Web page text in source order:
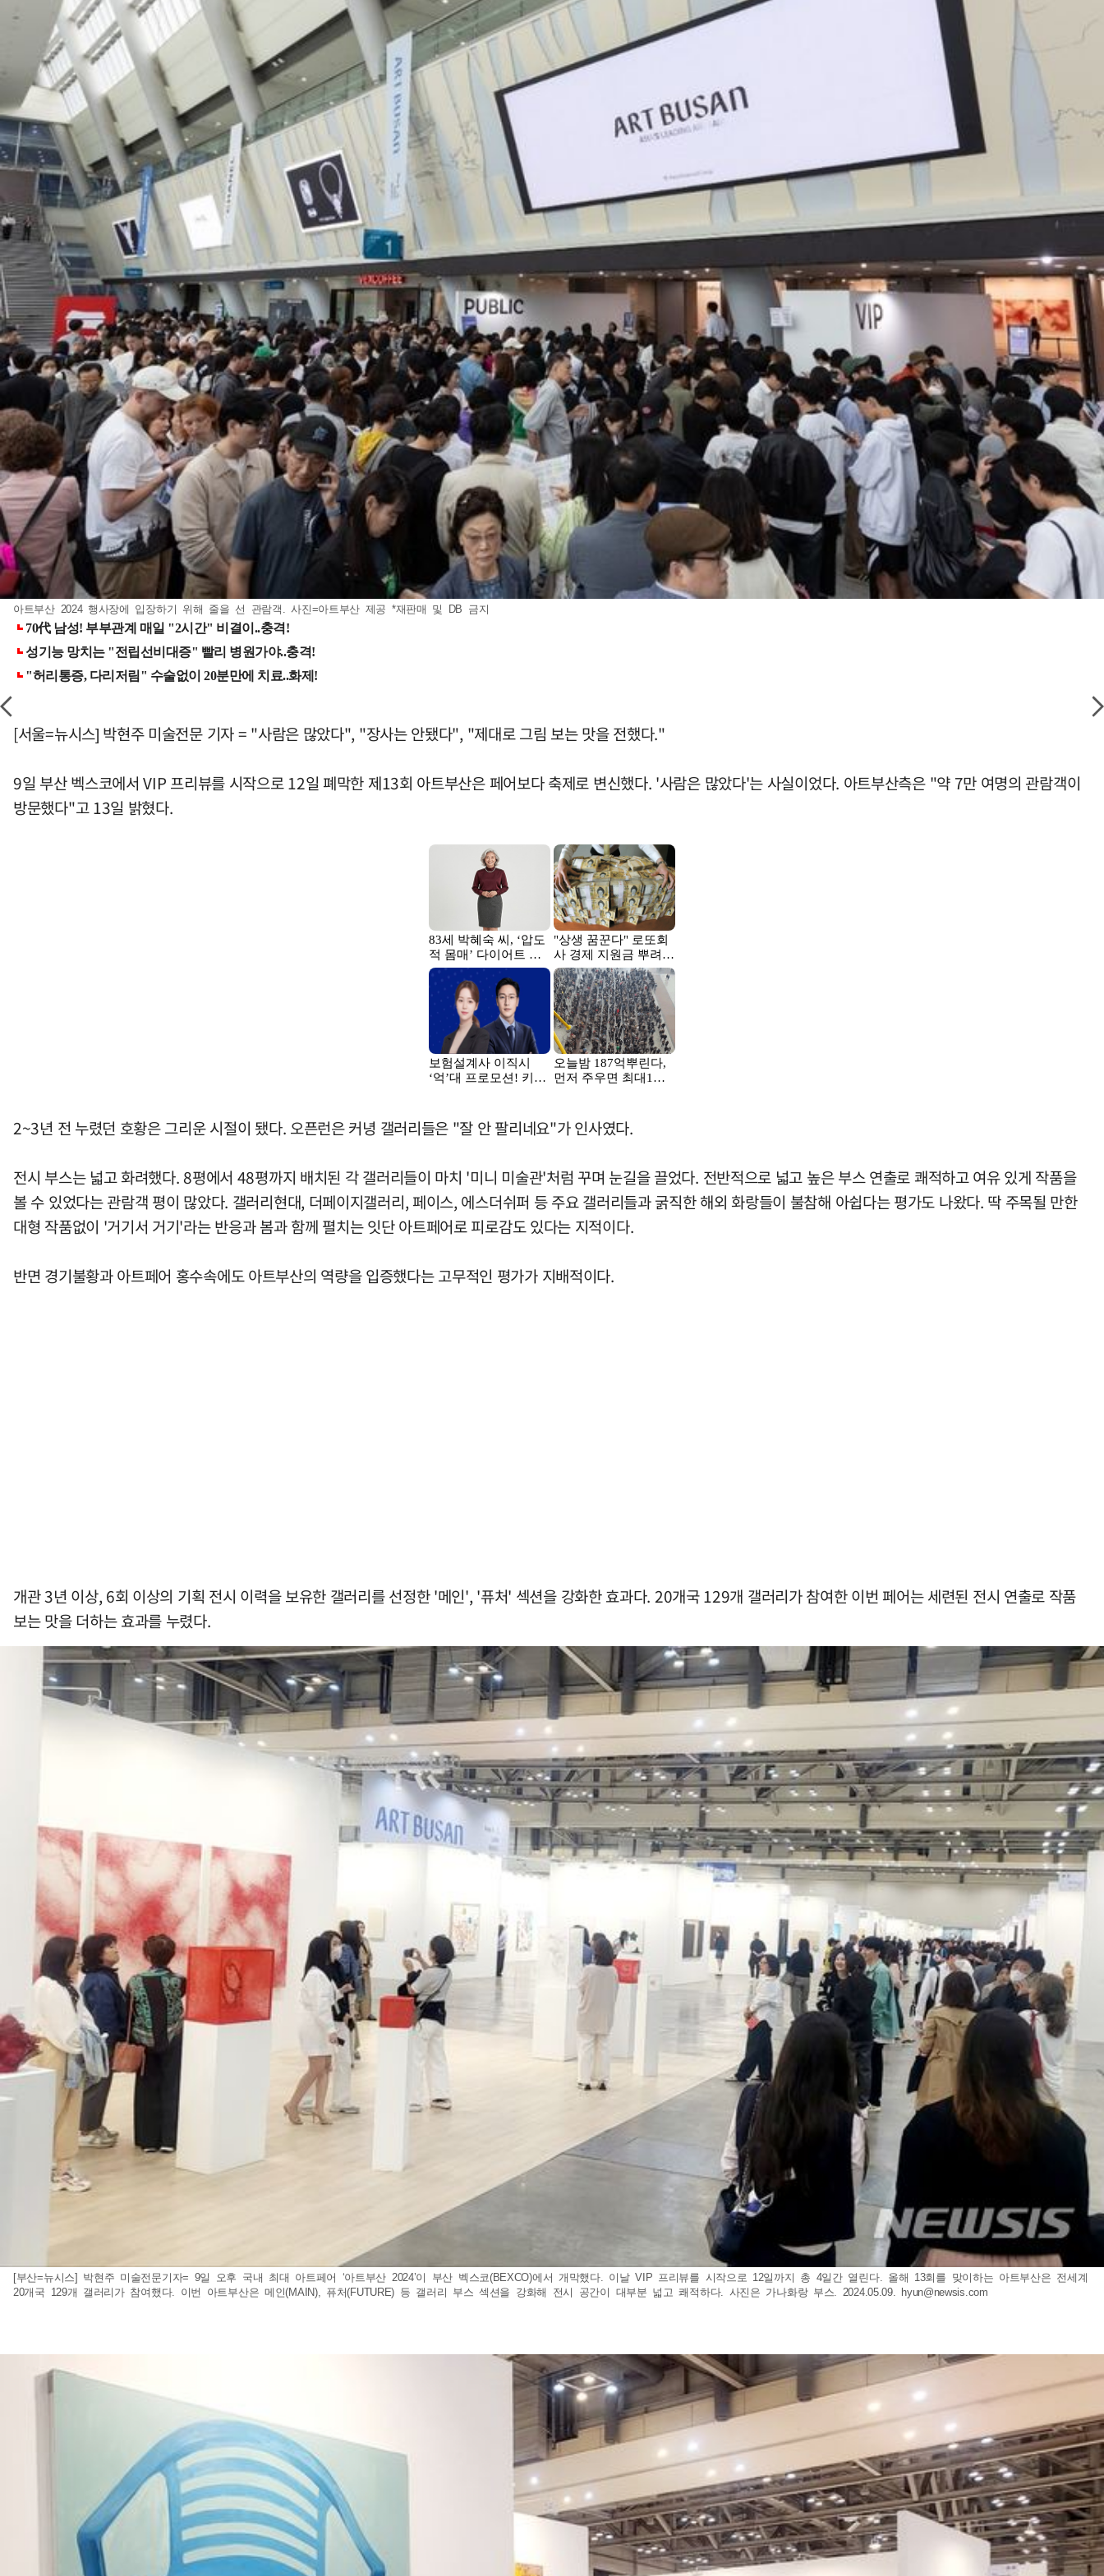
아트부산 2024 행사장에 입장하기 위해 줄을 선 관람객. 사진=아트부산 제공 *재판매 및 DB 금지
[서울=뉴시스] 박현주 미술전문 기자 = "사람은 많았다", "장사는 안됐다", "제대로 그림 보는 맛을 전했다."
9일 부산 벡스코에서 VIP 프리뷰를 시작으로 12일 폐막한 제13회 아트부산은 페어보다 축제로 변신했다. '사람은 많았다'는 사실이었다. 아트부산측은 "약 7만 여명의 관람객이
방문했다"고 13일 밝혔다.
2~3년 전 누렸던 호황은 그리운 시절이 됐다. 오픈런은 커녕 갤러리들은 "잘 안 팔리네요"가 인사였다.
전시 부스는 넓고 화려했다. 8평에서 48평까지 배치된 각 갤러리들이 마치 '미니 미술관'처럼 꾸며 눈길을 끌었다. 전반적으로 넓고 높은 부스 연출로 쾌적하고 여유 있게 작품을
볼 수 있었다는 관람객 평이 많았다. 갤러리현대, 더페이지갤러리, 페이스, 에스더쉬퍼 등 주요 갤러리들과 굵직한 해외 화랑들이 불참해 아쉽다는 평가도 나왔다. 딱 주목될 만한
대형 작품없이 '거기서 거기'라는 반응과 봄과 함께 펼치는 잇단 아트페어로 피로감도 있다는 지적이다.
반면 경기불황과 아트페어 홍수속에도 아트부산의 역량을 입증했다는 고무적인 평가가 지배적이다.
개관 3년 이상, 6회 이상의 기획 전시 이력을 보유한 갤러리를 선정한 '메인', '퓨처' 섹션을 강화한 효과다. 20개국 129개 갤러리가 참여한 이번 페어는 세련된 전시 연출로 작품
보는 맛을 더하는 효과를 누렸다.
[부산=뉴시스] 박현주 미술전문기자= 9일 오후 국내 최대 아트페어 ‘아트부산 2024’이 부산 벡스코(BEXCO)에서 개막했다. 이날 VIP 프리뷰를 시작으로 12일까지 총 4일간 열린다. 올해 13회를 맞이하는 아트부산은 전세계
20개국 129개 갤러리가 참여했다. 이번 아트부산은 메인(MAIN), 퓨처(FUTURE) 등 갤러리 부스 섹션을 강화해 전시 공간이 대부분 넓고 쾌적하다. 사진은 가나화랑 부스. 2024.05.09. hyun@newsis.com